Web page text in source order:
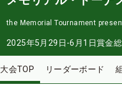
the Memorial Tournament
2025年5月29日-6月1日賞金
大会TOP リーダーボード